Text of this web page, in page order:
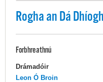
Rogha an Dá Dhíogh
Forbhreathnú
Drámadóir
Leon Ó Broin